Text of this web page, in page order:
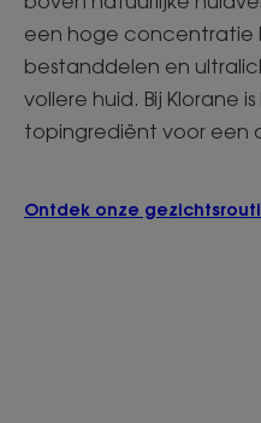
een hoge
bestanddelen en
vollere huid. Bij Klorane
topingrediënt voor een
Ontdek onze